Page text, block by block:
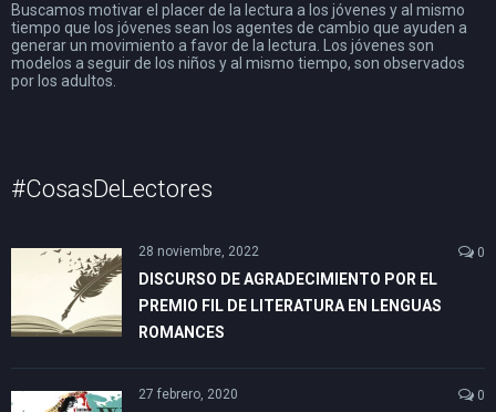
Buscamos motivar el placer de la lectura a los jóvenes y al mismo
tiempo que los jóvenes sean los agentes de cambio que ayuden a
generar un movimiento a favor de la lectura. Los jóvenes son
modelos a seguir de los niños y al mismo tiempo, son observados
por los adultos.
#CosasDeLectores
28 noviembre, 2022 0
DISCURSO DE AGRADECIMIENTO POR EL
PREMIO FIL DE LITERATURA EN LENGUAS
ROMANCES
27 febrero, 2020 0